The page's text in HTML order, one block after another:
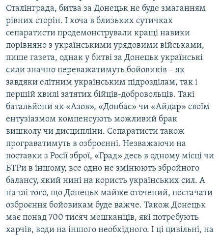
Сталінграда, битва за Донецьк не буде змаганням
рівних сторін. І хоча в близьких сутичках
сепаратисти продемонстрували кращі навики
порівняно з українськими урядовими військами,
пише газета, однак у битві за Донецьк українські
сили значно переважатимуть бойовиків – як
завдяки елітним українським підрозділам, так і
першій хвилі затятих бійців-добровольців. Такі
батальйони як «Азов», «Донбас» чи «Айдар» своїм
ентузіазмом компенсують можливий брак
вишколу чи дисципліни. Сепаратисти також
програватимуть в озброєнні. Незважаючи на
поставки з Росії зброї, «Град» десь в одному місці чи
БТРи в іншому, все одно не змінюють збройного
балансу, який нині на користь українських сил. А
на тлі того, що Донецьк майже оточений, постачати
озброєння бойовикам буде важче. Також Донецьк
має понад 700 тисяч мешканців, які потребують
харчів, води на іншого необхідного. І ці цивільні, на